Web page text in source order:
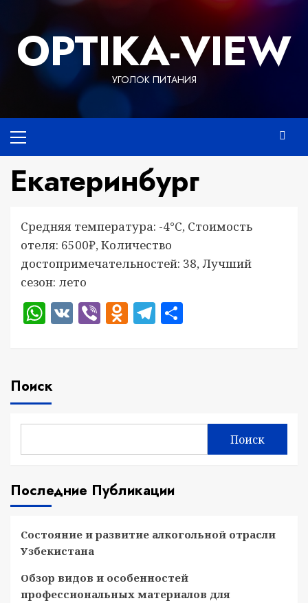
содержимому
OPTIKA-VIEW
УГОЛОК ПИТАНИЯ
меню
Екатеринбург
Средняя температура: -4°C, Стоимость
отеля: 6500₽, Количество
достопримечательностей: 38, Лучший
сезон: лето
WhatsApp
VKViberOdnoklassniki
Telegram
Поиск
Поиск
Последние Публикации
Состояние и развитие алкогольной отрасли
Узбекистана
Обзор видов и особенностей
профессиональных материалов для